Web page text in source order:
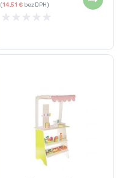
(14,51€bez DPH)
★ ★ ★ ★ ★